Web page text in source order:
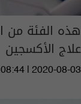
هذه الفئة من
علاج الأكسجين
08:44 | 2020-08-03